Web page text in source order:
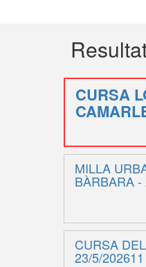
CURSA
MILLA
BÀRBARA
CURSA
23/5/202611